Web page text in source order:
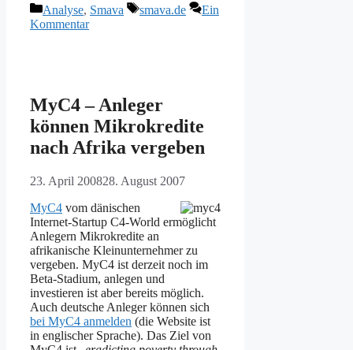
Kategorien
Analyse, Smava Schlagwörter
smava.de
Ein
Kommentar
MyC4 – Anleger
können Mikrokredite
nach Afrika vergeben
23. April 200828. August 2007
MyC4 vom dänischen
Internet-Startup C4-World ermöglicht
Anlegern Mikrokredite an
afrikanische Kleinunternehmer zu
vergeben. MyC4 ist derzeit noch im
Beta-Stadium, anlegen und
investieren ist aber bereits möglich.
Auch deutsche Anleger können sich
bei MyC4 anmelden (die Website ist
in englischer Sprache). Das Ziel von